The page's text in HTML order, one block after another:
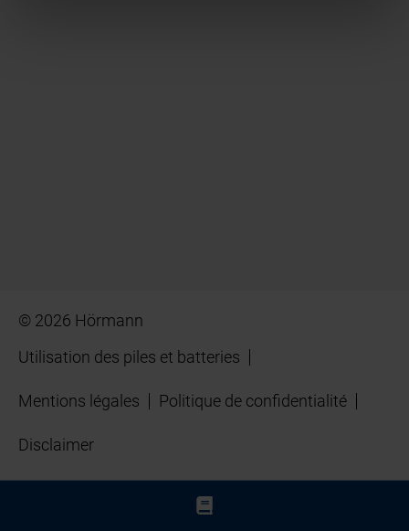
© 2026 Hörmann
Utilisation des piles et batteries
Mentions légales Politique de confidentialité
Disclaimer